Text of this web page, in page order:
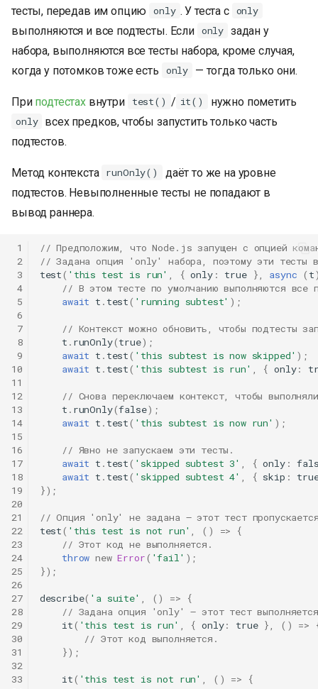
тесты, передав им опцию only . У теста с only
выполняются и все подтесты. Если only задан у
набора, выполняются все тесты набора, кроме случая,
когда у потомков тоже есть
only — тогда только они.
При подтестахвнутри test() / it() нужно пометить
only всех предков, чтобы запустить только часть
подтестов.
Метод контекста runOnly()
даёт то же на уровне
подтестов. Невыполненные тесты не попадают в
вывод раннера.
1
2
3
4
5
6
7
8
9
10
11
12
13
14
15
16
17
18
19
20
21
22
23
24
25
26
27
28
29
30
31
32
33
// Предположим, что Node.js запущен с опцией
// Задана опция 'only' набора, поэтому эти тесты
test( 'this test is run' , { only: true }, async ( t
// В этом тесте по умолчанию выполняются все
await t . test( 'running subtest' );
// Контекст можно обновить, чтобы подтесты
t . runOnly(true);
await t . test( 'this subtest is now skipped' );
await t . test( 'this subtest is run' , { only:
// Снова переключаем контекст, чтобы
t . runOnly(false);
await t . test( 'this subtest is now run' );
// Явно не запускаем эти тесты.
await t . test( 'skipped subtest 3' , { only:
await t . test( 'skipped subtest 4' , { skip :
});
// Опция 'only' не задана — этот тест
test( 'this test is not run' , () =>
{
// Этот код не выполняется.
throw new Error( 'fail' );
});
describe( 'a suite' , () =>
{
// Задана опция 'only' — этот тест
it( 'this test is run' , { only: true }, () =>
// Этот код выполняется.
});
it( 'this test is not run' , () =>
{